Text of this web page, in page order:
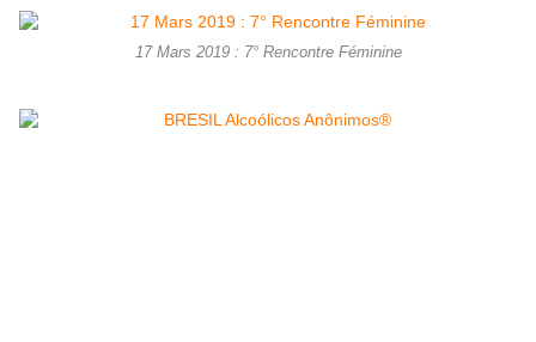
17 Mars 2019 : 7° Rencontre Féminine